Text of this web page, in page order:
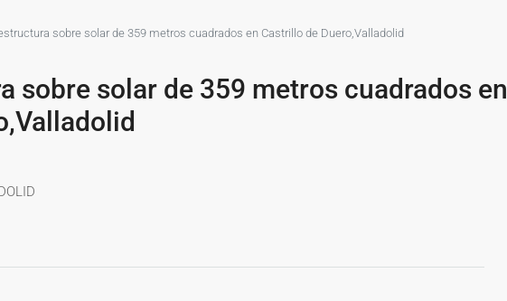
sobre solar de 359 metros cuadrados en Castrillo de Duero,Valladolid
sobre solar de 359 metros cuadrados en